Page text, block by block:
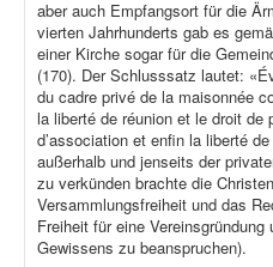
aber auch Empfangsort für die
vierten Jahrhunderts gab es
einer Kirche sogar für die
(170). Der Schlusssatz lautet:
du cadre privé de la maisonnée
la liberté de réunion et le droit de
d’association et enfin la liberté
außerhalb und jenseits der
zu verkünden brachte die
Versammlungsfreiheit und das
Freiheit für eine
Gewissens zu beanspruchen).